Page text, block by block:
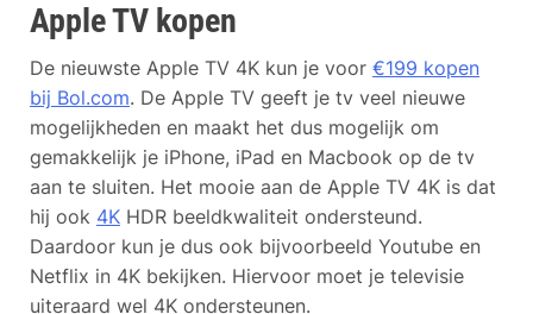
Apple TV kopen
De nieuwste Apple TV 4K kun je voor €199 kopen
bij Bol.com. De Apple TV geeft je tv veel nieuwe
mogelijkheden en maakt het dus mogelijk om
gemakkelijk je iPhone, iPad en Macbook op de tv
aan te sluiten. Het mooie aan de Apple TV 4K is dat
hij ook 4K HDR beeldkwaliteit ondersteund.
Daardoor kun je dus ook bijvoorbeeld Youtube en
Netflix in 4K bekijken. Hiervoor moet je televisie
uiteraard wel 4K ondersteunen.